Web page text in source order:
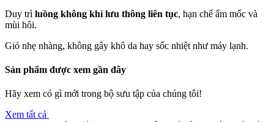
Duy trì luồng không khí lưu thông liên tục, hạn chế ẩm mốc và
mùi hôi.
Gió nhẹ nhàng, không gây khô da hay sốc nhiệt như máy lạnh.
Sản phẩm được xem gần đây
Hãy xem có gì mới trong bộ sưu tập của chúng tôi!
Xem tất cả